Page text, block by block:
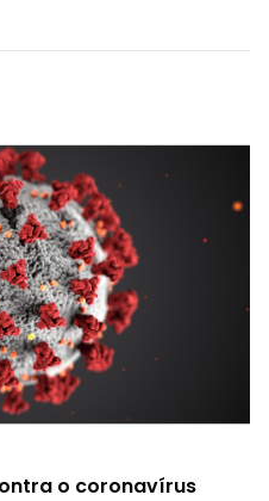
o coronavírus